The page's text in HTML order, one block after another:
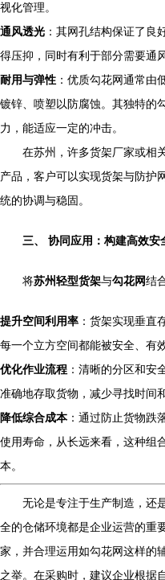
视化管理。
通风透光 ：其网孔结构保证了良
得压抑，同时有利于部分需要通
耐用与弹性 ：优质勾花网通常由
镀锌、喷塑以防腐蚀。其独特的
力，能适应一定的冲击。
在苏州，许多货架厂家或相
产品，客户可以实现货架与防护
统的协调与稳固。
三、 协同应用：构建高效安
将苏州轻型货架与勾花网结
提升空间利用率 ：货架实现垂直
每一个立方空间都能被安全、有
优化作业流程 ：清晰的分区和安
准确地存取货物，减少寻找时间
降低综合成本：通过防止货物跌
使用寿命，从长远来看，这种组
本。
无论是专注于生产制造，还
全的仓储环境都是企业运营的重
家，并合理运用如勾花网这样的
之举。在采购时，建议企业根据